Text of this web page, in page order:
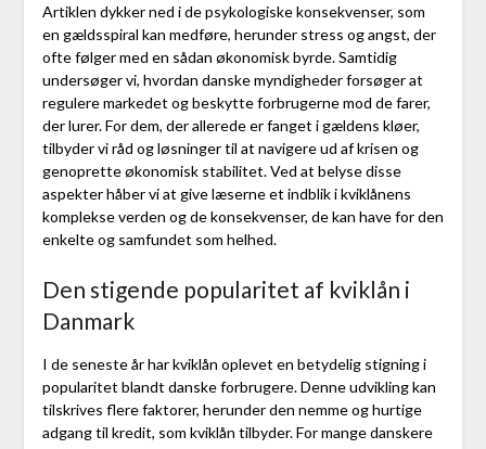
Artiklen dykker ned i de psykologiske konsekvenser, som
en gældsspiral kan medføre, herunder stress og angst, der
ofte følger med en sådan økonomisk byrde. Samtidig
undersøger vi, hvordan danske myndigheder forsøger at
regulere markedet og beskytte forbrugerne mod de farer,
der lurer. For dem, der allerede er fanget i gældens kløer,
tilbyder vi råd og løsninger til at navigere ud af krisen og
genoprette økonomisk stabilitet. Ved at belyse disse
aspekter håber vi at give læserne et indblik i kviklånens
komplekse verden og de konsekvenser, de kan have for den
enkelte og samfundet som helhed.
Den stigende popularitet af kviklån i
Danmark
I de seneste år har kviklån oplevet en betydelig stigning i
popularitet blandt danske forbrugere. Denne udvikling kan
tilskrives flere faktorer, herunder den nemme og hurtige
adgang til kredit, som kviklån tilbyder. For mange danskere